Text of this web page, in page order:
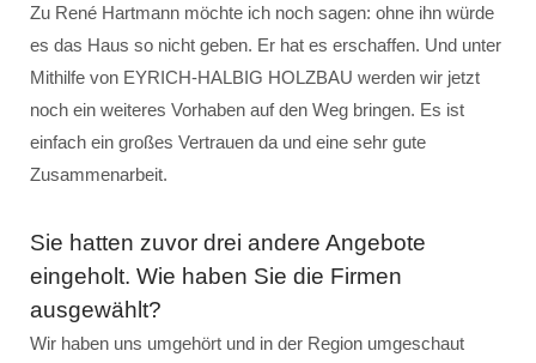
Zu René Hartmann möchte ich noch sagen: ohne ihn würde
es das Haus so nicht geben. Er hat es erschaffen. Und unter
Mithilfe von EYRICH-HALBIG HOLZBAU werden wir jetzt
noch ein weiteres Vorhaben auf den Weg bringen. Es ist
einfach ein großes Vertrauen da und eine sehr gute
Zusammenarbeit.
Sie hatten zuvor drei andere Angebote
eingeholt. Wie haben Sie die Firmen
ausgewählt?
Wir haben uns umgehört und in der Region umgeschaut